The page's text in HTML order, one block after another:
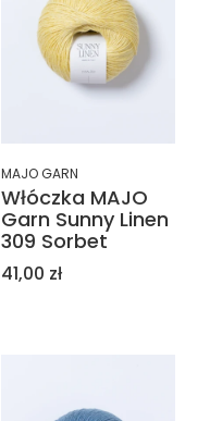
MAJO GARN
Włóczka MAJO
Garn Sunny Linen
309 Sorbet
Cena
41,00 zł